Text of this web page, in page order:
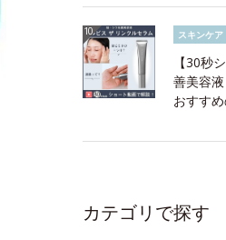
スキンケア
【30秒
善美容
おすす
カテゴリで探す